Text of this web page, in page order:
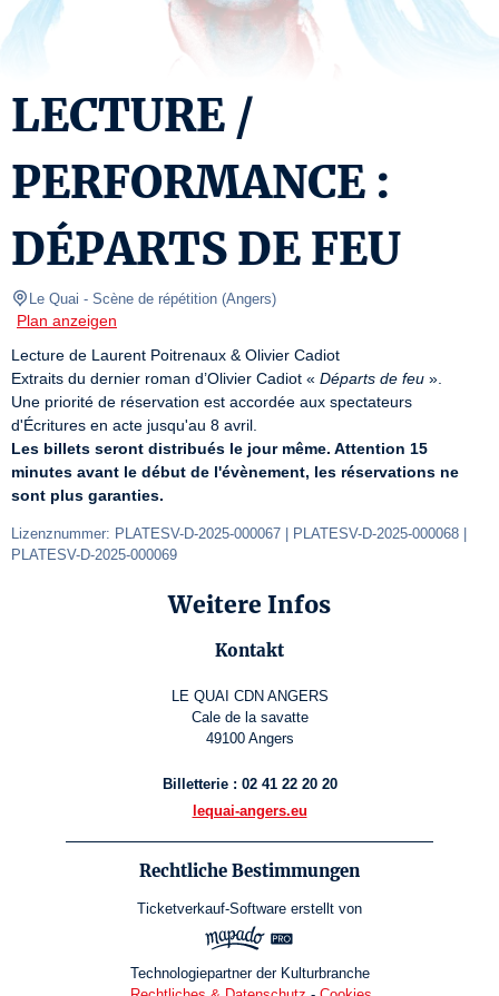
LECTURE /
PERFORMANCE :
DÉPARTS DE FEU
Le Quai - Scène de répétition (Angers)
Plan anzeigen
Lecture de Laurent Poitrenaux & Olivier Cadiot
Extraits du dernier roman d’Olivier Cadiot « Départs de feu ».
Une priorité de réservation est accordée aux spectateurs
Les billets seront distribués le jour même. Attention 15
minutes avant le début de l'évènement, les réservations ne
sont plus garanties.
Lizenznummer: PLATESV-D-2025-000067 | PLATESV-D-2025-000068 |
PLATESV-D-2025-000069
Weitere Infos
Kontakt
LE QUAI CDN ANGERS
Cale de la savatte
49100 Angers
Billetterie : 02 41 22 20 20
lequai-angers.eu
Rechtliche Bestimmungen
Ticketverkauf-Software erstellt von
Technologiepartner der Kulturbranche